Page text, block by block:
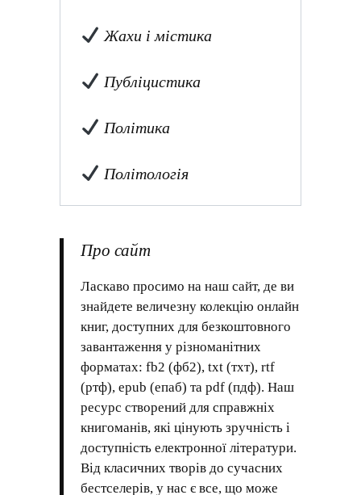
Жахи і містика
Публіцистика
Політика
Політологія
Про сайт
Ласкаво просимо на наш сайт, де ви
знайдете величезну колекцію онлайн
книг, доступних для безкоштовного
завантаження у різноманітних
форматах: fb2 (фб2), txt (тхт), rtf
(ртф), epub (епаб) та pdf (пдф). Наш
ресурс створений для справжніх
книгоманів, які цінують зручність і
доступність електронної літератури.
Від класичних творів до сучасних
бестселерів, у нас є все, що може